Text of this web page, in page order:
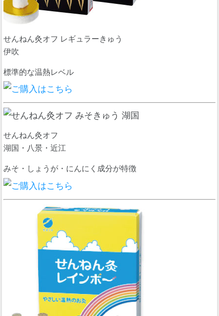
せんねん灸オフ レギュラーきゅう
伊吹
標準的な温熱レベル
せんねん灸オフ
湖国・八景・近江
みそ・しょうが・にんにく成分が特徴